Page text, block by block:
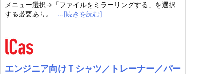
メニュー選択→「ファイルをミラーリングする」を選択
する必要あり。
…[続きを読む]
エンジニア向けＴシャツ／トレーナー／パー